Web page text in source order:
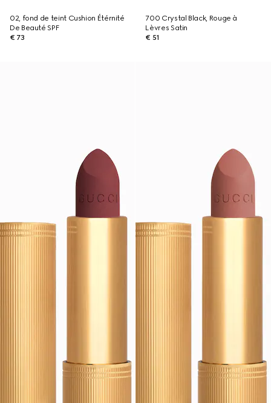
02, fond de teint Cushion Étérnité
De Beauté SPF
€ 73
700 Crystal Black, Rouge à
Lèvres Satin
€ 51